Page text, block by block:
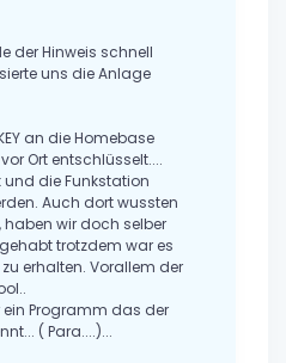
der Hinweis schnell
uns die Anlage
an die Homebase
Ort entschlüsselt....
die Funkstation
Auch dort wussten
wir doch selber
trotzdem war es
erhalten. Vorallem der
Programm das der
( Para....)...